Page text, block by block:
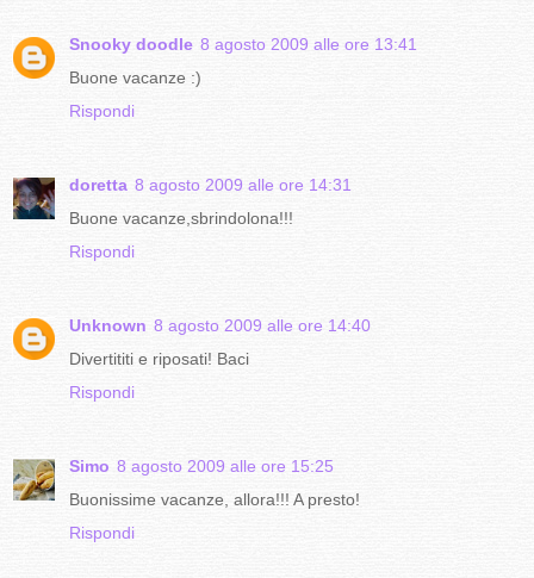
Snooky doodle 8 agosto 2009 alle ore 13:41
Buone vacanze :)
Rispondi
doretta 8 agosto 2009 alle ore 14:31
Buone vacanze,sbrindolona!!!
Rispondi
Unknown 8 agosto 2009 alle ore 14:40
Divertititi e riposati! Baci
Rispondi
Simo 8 agosto 2009 alle ore 15:25
Buonissime vacanze, allora!!! A presto!
Rispondi